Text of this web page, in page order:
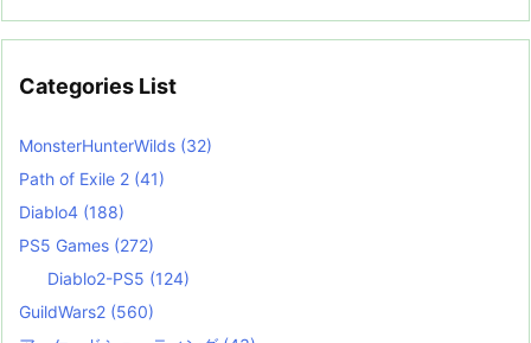
Categories List
MonsterHunterWilds (32)
Path of Exile 2 (41)
Diablo4 (188)
PS5 Games (272)
Diablo2-PS5 (124)
GuildWars2 (560)